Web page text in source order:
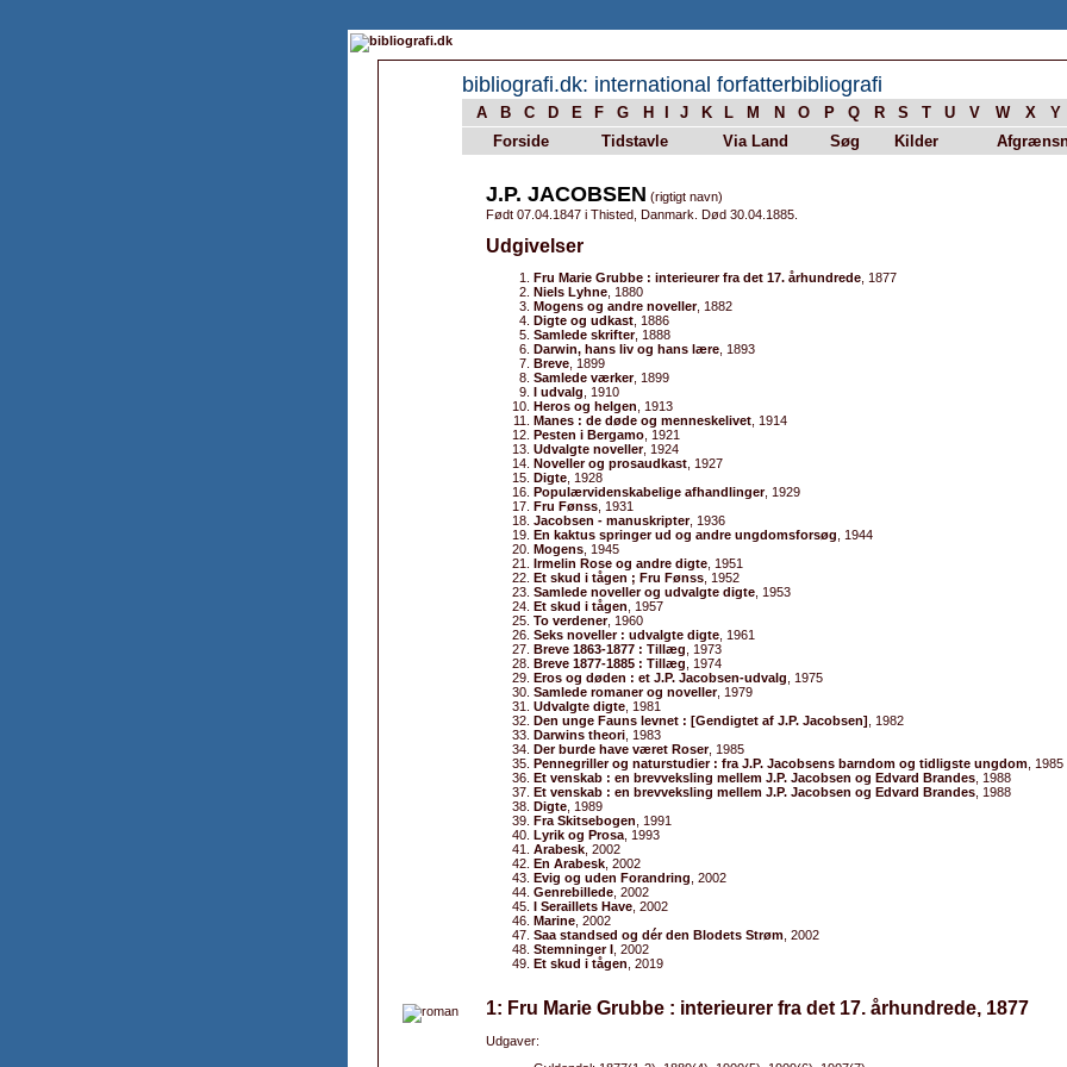
bibliografi.dk: international forfatterbibliografi
A B C D E F G H J K L M N O P Q R S T U V W X
Y
Forside
Tidstavle Via Land Søg Kilder
J.P. JACOBSEN (rigtigt navn)
Født 07.04.1847 i Thisted, Danmark. Død 30.04.1885.
Udgivelser
Fru Marie Grubbe : interieurer fra det 17. århundrede , 1877
Niels Lyhne , 1880
Mogens og andre noveller, 1882
Digte og udkast , 1886
Samlede skrifter, 1888
Darwin, hans liv og hans lære , 1893
Breve , 1899
Samlede værker, 1899
I udvalg , 1910
Heros og helgen , 1913
Manes : de døde og menneskelivet , 1914
Pesten i Bergamo , 1921
Udvalgte noveller, 1924
Noveller og prosaudkast , 1927
Digte , 1928
Populærvidenskabelige afhandlinger, 1929
Fru Fønss , 1931
Jacobsen - manuskripter, 1936
En kaktus springer ud og andre ungdomsforsøg , 1944
Mogens , 1945
Irmelin Rose og andre digte , 1951
Et skud i tågen ; Fru Fønss , 1952
Samlede noveller og udvalgte digte , 1953
Et skud i tågen , 1957
To verdener, 1960
Seks noveller : udvalgte digte , 1961
Breve 1863-1877 : Tillæg , 1973
Breve 1877-1885 : Tillæg , 1974
Eros og døden : et J.P. Jacobsen-udvalg , 1975
Samlede romaner og noveller, 1979
Udvalgte digte , 1981
Den unge Fauns levnet : [Gendigtet af J.P. Jacobsen] , 1982
Darwins theori , 1983
Der burde have været Roser, 1985
Pennegriller og naturstudier : fra J.P. Jacobsens barndom og tidligste ungdom , 1985
Et venskab : en brevveksling mellem J.P. Jacobsen og Edvard Brandes , 1988
Et venskab : en brevveksling mellem J.P. Jacobsen og Edvard Brandes , 1988
Digte , 1989
Fra Skitsebogen , 1991
Lyrik og Prosa , 1993
Arabesk , 2002
En Arabesk , 2002
Evig og uden Forandring , 2002
Genrebillede , 2002
I Seraillets Have , 2002
Marine , 2002
Saa standsed og dér den Blodets Strøm , 2002
Stemninger I , 2002
Et skud i tågen , 2019
1: Fru Marie Grubbe : interieurer fra det 17. århundrede, 1877
Udgaver: